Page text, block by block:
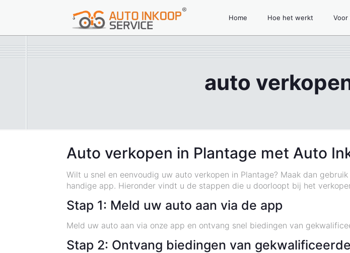
Home Hoe het werkt Voor
auto
Auto verkopen in Plantage met Auto
Wilt u snel en eenvoudig uw auto verkopen in Plantage? Maak dan
handige app. Hieronder vindt u de stappen die u doorloopt bij het
Stap 1: Meld uw auto aan via de app
Meld uw auto aan via onze app en ontvang snel biedingen van
Stap 2: Ontvang biedingen van